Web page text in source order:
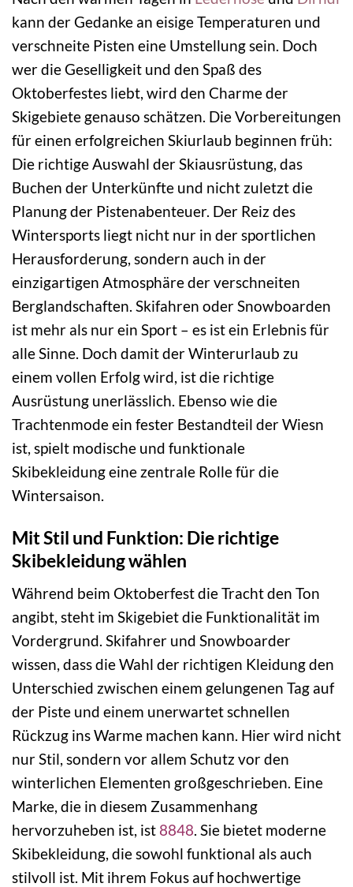
kann der Gedanke an eisige Temperaturen und
verschneite Pisten eine Umstellung sein. Doch
wer die Geselligkeit und den Spaß des
Oktoberfestes liebt, wird den Charme der
Skigebiete genauso schätzen. Die Vorbereitungen
für einen erfolgreichen Skiurlaub beginnen früh:
Die richtige Auswahl der Skiausrüstung, das
Buchen der Unterkünfte und nicht zuletzt die
Planung der Pistenabenteuer. Der Reiz des
Wintersports liegt nicht nur in der sportlichen
Herausforderung, sondern auch in der
einzigartigen Atmosphäre der verschneiten
Berglandschaften. Skifahren oder Snowboarden
ist mehr als nur ein Sport – es ist ein Erlebnis für
alle Sinne. Doch damit der Winterurlaub zu
einem vollen Erfolg wird, ist die richtige
Ausrüstung unerlässlich. Ebenso wie die
Trachtenmode ein fester Bestandteil der Wiesn
ist, spielt modische und funktionale
Skibekleidung eine zentrale Rolle für die
Wintersaison.
Mit Stil und Funktion: Die richtige
Skibekleidung wählen
Während beim Oktoberfest die Tracht den Ton
angibt, steht im Skigebiet die Funktionalität im
Vordergrund. Skifahrer und Snowboarder
wissen, dass die Wahl der richtigen Kleidung den
Unterschied zwischen einem gelungenen Tag auf
der Piste und einem unerwartet schnellen
Rückzug ins Warme machen kann. Hier wird nicht
nur Stil, sondern vor allem Schutz vor den
winterlichen Elementen großgeschrieben. Eine
Marke, die in diesem Zusammenhang
hervorzuheben ist, ist 8848. Sie bietet moderne
Skibekleidung, die sowohl funktional als auch
stilvoll ist. Mit ihrem Fokus auf hochwertige